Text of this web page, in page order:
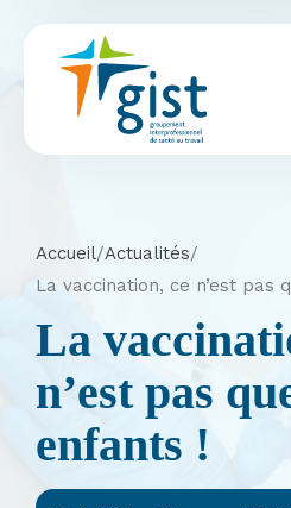
Accueil/Actualités/
La vaccination, ce n’est pas
La
n’est pas
enfants !